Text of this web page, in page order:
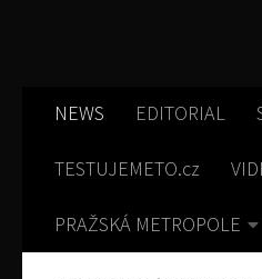
NEWS EDITORIAL
TESTUJEMETO.cz
PRAŽSKÁ METROPOLE